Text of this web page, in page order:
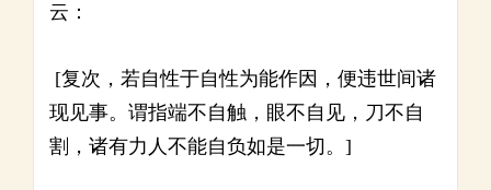
云：
[复次，若自性于自性为能作因，便违世间诸
现见事。谓指端不自触，眼不自见，刀不自
割，诸有力人不能自负如是一切。]